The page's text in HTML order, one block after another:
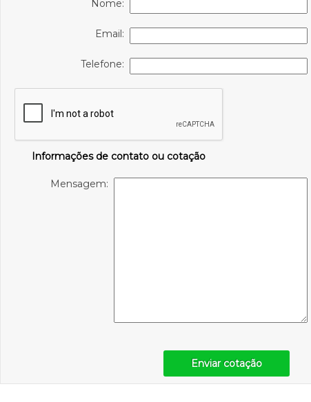
Nome:
Email:
Telefone:
Informações de contato ou cotação
Mensagem:
Enviar cotação